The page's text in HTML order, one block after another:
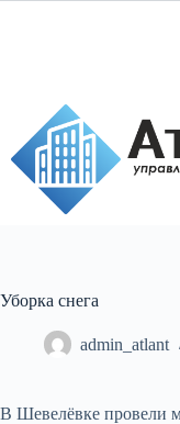
Уборка снега
admin_atlant
В Шевелёвке провели